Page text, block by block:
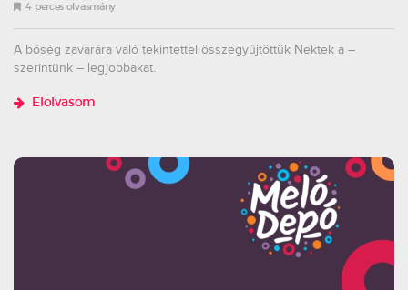
4 perces olvasmány
A bőség zavarára való tekintettel összegyűjtöttük Nektek a –
szerintünk – legjobbakat.
Elolvasom